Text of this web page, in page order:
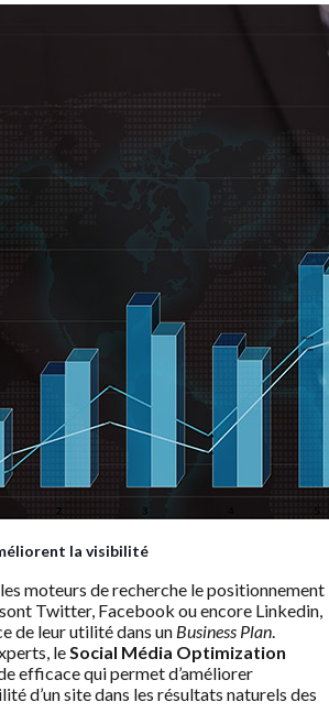
la visibilité
moteurs de recherche le positionnement
Twitter, Facebook ou encore Linkedin,
de leur utilité dans un Business Plan
le Social Média Optimization
efficace qui permet d’améliorer
d’un site dans les résultats naturels des